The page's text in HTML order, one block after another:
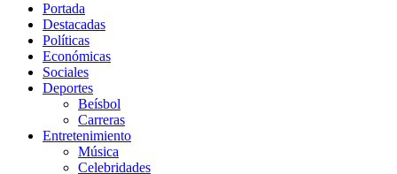
Portada
Destacadas
Políticas
Económicas
Sociales
Deportes
Beísbol
Carreras
Entretenimiento
Música
Celebridades